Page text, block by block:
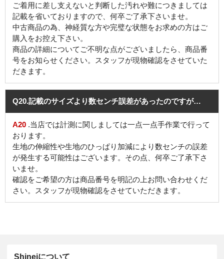
ご着用に差し支えないと判断した汚れや難につきましては
記載を省いておりますので、何卒ご了承下さいませ。
中古商品の為、神経質な方や完璧な状態をお求めの方はご
購入をお控え下さい。
商品の詳細についてご不明な点がございましたら、商品番
号をお知らせください。スタッフが現物確認をさせていた
だきます。
Q20.記載のサイズより数センチ誤差があったのですが…
A20 .当店では計測に関しましては一点一点手作業で行って
おります。
生地の伸縮性や生地のひっぱり加減により数センチの誤差
が発生する可能性はございます。その点、何卒ご了承下さ
いませ。
確認をご希望の方は商品番号を明記の上お問い合わせくだ
さい。スタッフが現物確認をさせていただきます。
Shineiについて